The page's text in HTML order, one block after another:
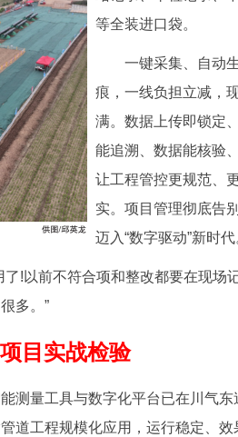
等全装进口袋。
一键采集、自动生
痕，一线负担立减，
满。数据上传即锁定
能追溯、数据能核验
让工程管控更规范、
实。项目管理彻底告别
迈入“数字驱动”新时代
!以前不符合项和整改都要在现场
多。”
目实战检验
量工具与数字化平台已在川气东
道工程规模化应用，运行稳定、效